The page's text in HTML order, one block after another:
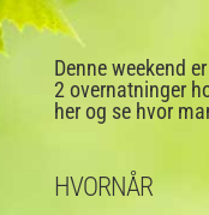
Denne weekend
2 overnatninger
her og se hvor
HVORNÅR